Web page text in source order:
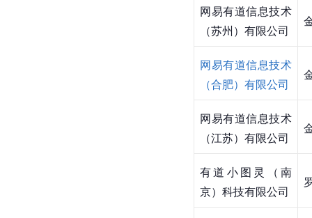
网易有道信息技术
（苏州）有限公司
网易有道信息技术
（合肥）有限公司
网易有道信息技术
（江苏）有限公司
有道小图灵（南
京）科技有限公司